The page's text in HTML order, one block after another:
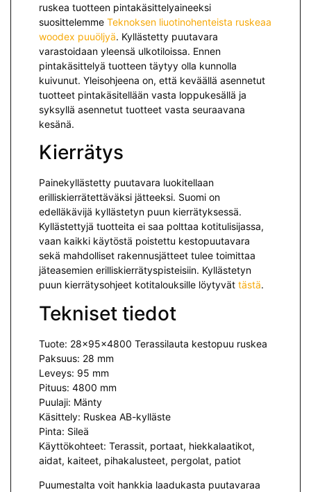
ruskea tuotteen pintakäsittelyaineeksi
suosittelemme Teknoksen liuotinohenteista ruskeaa
woodex puuöljyä. Kyllästetty puutavara
varastoidaan yleensä ulkotiloissa. Ennen
pintakäsittelyä tuotteen täytyy olla kunnolla
kuivunut. Yleisohjeena on, että keväällä asennetut
tuotteet pintakäsitellään vasta loppukesällä ja
syksyllä asennetut tuotteet vasta seuraavana
kesänä.
Kierrätys
Painekyllästetty puutavara luokitellaan
erilliskierrätettäväksi jät­teeksi. Suomi on
edelläkävijä kyllästetyn puun kierrätyksessä.
Kyllästettyjä tuotteita ei saa polttaa kotitulisijassa,
vaan kaikki käytöstä poistettu kestopuutavara
sekä mah­dolliset rakennusjätteet tulee toimittaa
jäteasemien erilliskierrätyspisteisiin. Kyllästetyn
puun kierrätysohjeet kotitalouksille löytyvät tästä.
Tekniset tiedot
Tuote: 28x95x4800 Terassilauta kestopuu ruskea
Paksuus: 28 mm
Leveys: 95 mm
Pituus: 4800 mm
Puulaji: Mänty
Käsittely: Ruskea AB-kylläste
Pinta: Sileä
Käyttökohteet: Terassit, portaat, hiekkalaatikot,
aidat, kaiteet, pihakalusteet, pergolat, patiot
Puumestalta voit hankkia laadukasta puutavaraa